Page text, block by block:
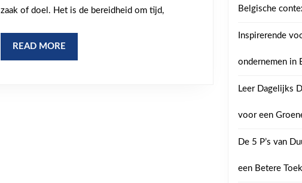
Belgische
Maatschappij
zaak of doel. Het is de bereidheid om tijd,
READ MORE
MORE
Belgische
Inspirerende
ondernemen in
Leer Dagelijks
voor een
De 5 P’s van
een Betere